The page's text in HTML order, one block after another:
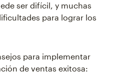
ser difícil, y muchas
para lograr los
para implementar
de ventas exitosa: